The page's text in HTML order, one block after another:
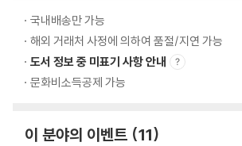
국내배송만 가능
해외 거래처 사정에 의하여 품절/지연 가능
도서 정보 중 미표기 사항 안내
문화비소득공제 가능
이 분야의 이벤트 11